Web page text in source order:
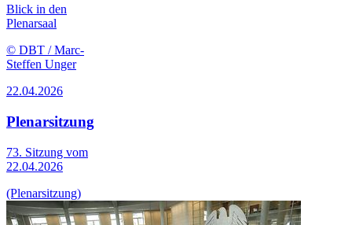
Blick in den
Plenarsaal
© DBT / Marc-
Steffen Unger
22.04.2026
Plenarsitzung
73. Sitzung vom
22.04.2026
(Plenarsitzung)